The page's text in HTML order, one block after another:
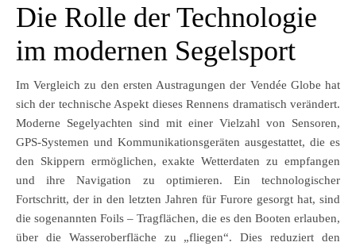
Die Rolle der Technologie
im modernen Segelsport
Im Vergleich zu den ersten Austragungen der Vendée Globe hat
sich der technische Aspekt dieses Rennens dramatisch verändert.
Moderne Segelyachten sind mit einer Vielzahl von Sensoren,
GPS-Systemen und Kommunikationsgeräten ausgestattet, die es
den Skippern ermöglichen, exakte Wetterdaten zu empfangen
und ihre Navigation zu optimieren. Ein technologischer
Fortschritt, der in den letzten Jahren für Furore gesorgt hat, sind
die sogenannten Foils – Tragflächen, die es den Booten erlauben,
über die Wasseroberfläche zu „fliegen“. Dies reduziert den